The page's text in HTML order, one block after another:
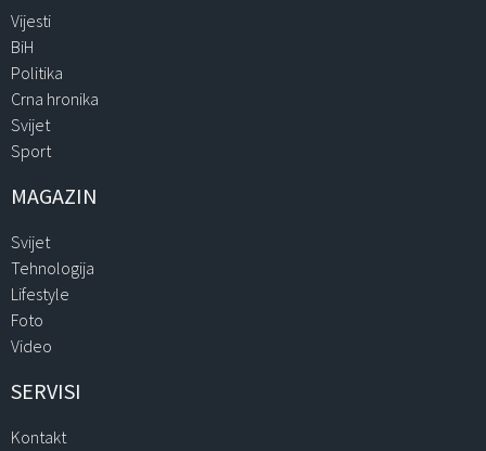
Vijesti
BiH
Politika
Crna hronika
Svijet
Sport
MAGAZIN
Svijet
Tehnologija
Lifestyle
Foto
Video
SERVISI
Kontakt